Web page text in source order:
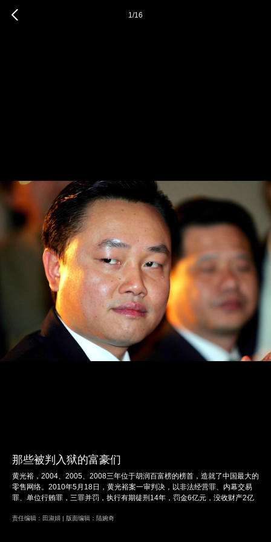
1/16
那些被判入狱的富豪们
黄光裕，2004、2005、2008三年位于胡润百富榜的榜首，造就了中国最大的
零售网络。2010年5月18日，黄光裕案一审判决，以非法经营罪、内幕交易
罪、单位行贿罪，三罪并罚，执行有期徒刑14年，罚金6亿元，没收财产2亿
责任编辑：田淑娟 | 版面编辑：陆婉奇